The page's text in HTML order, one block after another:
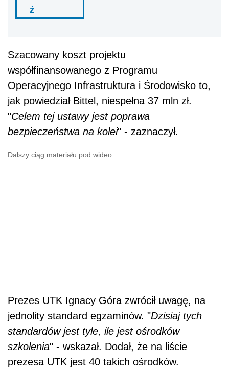
ź
Szacowany koszt projektu
współfinansowanego z Programu
Operacyjnego Infrastruktura i Środowisko to,
jak powiedział Bittel, niespełna 37 mln zł.
"Celem tej ustawy jest poprawa
bezpieczeństwa na kolei" - zaznaczył.
Dalszy ciąg materiału pod wideo
Prezes UTK Ignacy Góra zwrócił uwagę, na
jednolity standard egzaminów. "Dzisiaj tych
standardów jest tyle, ile jest ośrodków
szkolenia" - wskazał. Dodał, że na liście
prezesa UTK jest 40 takich ośrodków.